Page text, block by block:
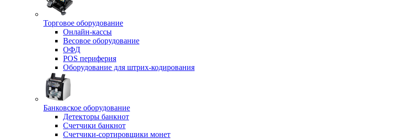
Торговое оборудование
Онлайн-кассы
Весовое оборудование
ОФД
POS периферия
Оборудование для штрих-кодирования
Банковское оборудование
Детекторы банкнот
Счетчики банкнот
Счетчики-сортировщики монет